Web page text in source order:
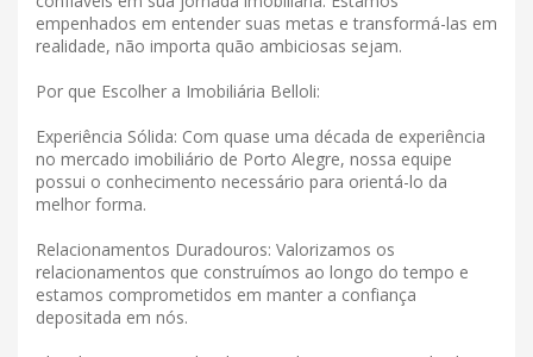
empenhados em entender suas metas e transformá-las em
realidade, não importa quão ambiciosas sejam.
Por que Escolher a Imobiliária Belloli:
Experiência Sólida: Com quase uma década de experiência
no mercado imobiliário de Porto Alegre, nossa equipe
possui o conhecimento necessário para orientá-lo da
melhor forma.
Relacionamentos Duradouros: Valorizamos os
relacionamentos que construímos ao longo do tempo e
estamos comprometidos em manter a confiança
depositada em nós.